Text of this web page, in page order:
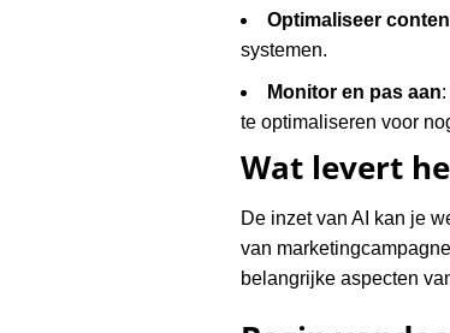
Optimaliseer
systemen.
Monitor en pas aan
te optimaliseren voor
Wat levert
De inzet van AI kan je
van
belangrijke aspecten